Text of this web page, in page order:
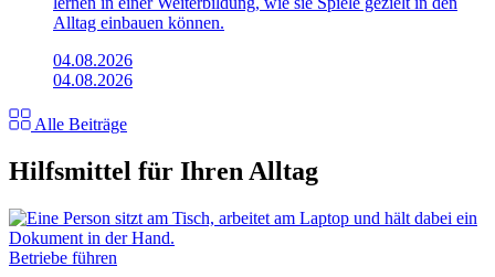
Alltag einbauen können.
04.08.2026
04.08.2026
Alle Beiträge
Hilfsmittel für Ihren Alltag
Betriebe führen